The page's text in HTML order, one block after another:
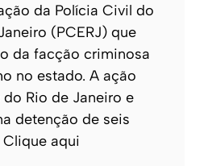
da Polícia Civil do
(PCERJ) que
da facção criminosa
no estado. A ação
Rio de Janeiro e
detenção de seis
aqui